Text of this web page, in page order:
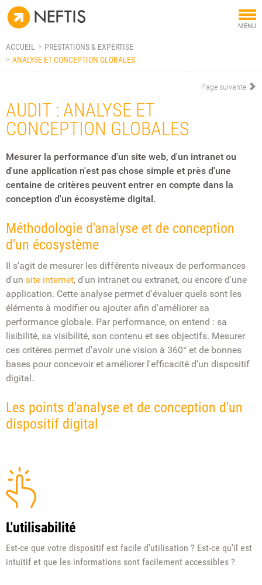
MENU
ACCUEIL
PRESTATIONS & EXPERTISE
ANALYSE ET CONCEPTION GLOBALES
Page suivante
AUDIT : ANALYSE ET
CONCEPTION GLOBALES
Mesurer la performance d'un site web, d'un intranet ou
d'une application n'est pas chose simple et près d'une
centaine de critères peuvent entrer en compte dans la
conception d'un écosystème digital.
Méthodologie d'analyse et de conception
d'un écosystème
Il s'agit de mesurer les différents niveaux de performances
d'un site internet, d'un intranet ou extranet, ou encore d'une
application. Cette analyse permet d'évaluer quels sont les
éléments à modifier ou ajouter afin d'améliorer sa
performance globale. Par performance, on entend : sa
lisibilité, sa visibilité, son contenu et ses objectifs. Mesurer
ces critères permet d'avoir une vision à 360° et de bonnes
bases pour concevoir et améliorer l'efficacité d'un dispositif
digital.
Les points d'analyse et de conception d'un
dispositif digital
L'utilisabilité
Est-ce que votre dispositif est facile d'utilisation ? Est-ce qu'il est
intuitif et que les informations sont facilement accessibles ?